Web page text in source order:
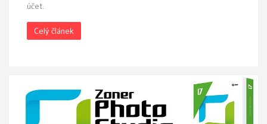
účet.
Celý článek